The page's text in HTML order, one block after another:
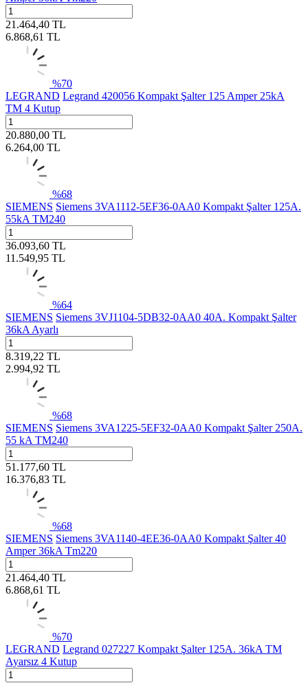
21.464,40 TL
6.868,61 TL
%70
LEGRAND Legrand 420056 Kompakt Şalter 125 Amper 25kA
TM 4 Kutup
20.880,00 TL
6.264,00 TL
%68
SIEMENS Siemens 3VA1112-5EF36-0AA0 Kompakt Şalter 125A.
55kA TM240
36.093,60 TL
11.549,95 TL
%64
SIEMENS Siemens 3VJ1104-5DB32-0AA0 40A. Kompakt Şalter
36kA Ayarlı
8.319,22 TL
2.994,92 TL
%68
SIEMENS Siemens 3VA1225-5EF32-0AA0 Kompakt Şalter 250A.
55 kA TM240
51.177,60 TL
16.376,83 TL
%68
SIEMENS Siemens 3VA1140-4EE36-0AA0 Kompakt Şalter 40
Amper 36kA Tm220
21.464,40 TL
6.868,61 TL
%70
LEGRAND Legrand 027227 Kompakt Şalter 125A. 36kA TM
Ayarsız 4 Kutup